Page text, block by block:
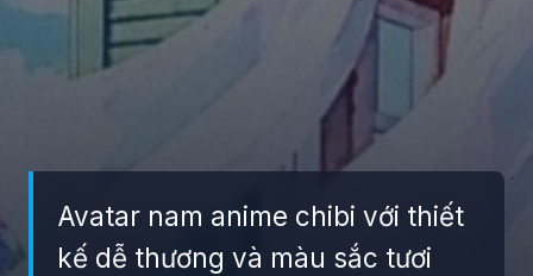
Avatar nam anime chibi với thiết
kế dễ thương và màu sắc tươi